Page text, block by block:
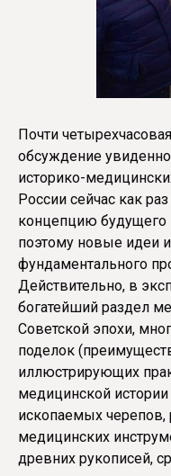
Почти
обсуждение
историко-
России сейчас как
концепцию
поэтому новые идеи
фундаментального
Действительно, в
богатейший раздел
Советской эпохи,
поделок
иллюстрирующих
медицинской
ископаемых
медицинских
древних рукописей,